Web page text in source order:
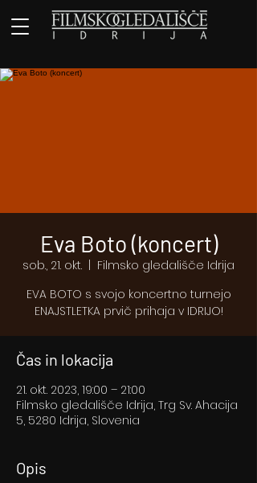
Eva Boto (koncert)
sob., 21. okt.
Filmsko gledališče Idrija
EVA BOTO s svojo koncertno turnejo
ENAJSTLETKA prvič prihaja v IDRIJO!
Čas in lokacija
21. okt. 2023, 19:00 – 21:00
Filmsko gledališče Idrija, Trg Sv. Ahacija
5, 5280 Idrija, Slovenia
Opis